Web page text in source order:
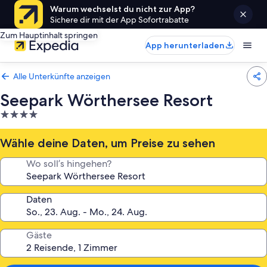
Warum wechselst du nicht zur App?
Sichere dir mit der App Sofortrabatte
Zum Hauptinhalt springen
App herunterladen
Alle Unterkünfte anzeigen
Seepark Wörthersee Resort
4.0-
Sterne-
Unterkunft
Wähle deine Daten, um Preise zu sehen
Wo soll’s hingehen?
Daten
Gäste